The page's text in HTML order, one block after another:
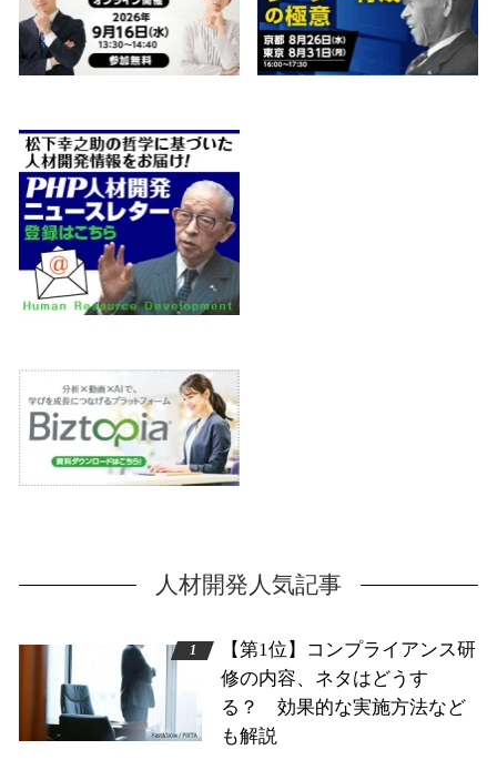
人材開発人気記事
【第1位】コンプライアンス研
修の内容、ネタはどうす
る？ 効果的な実施方法など
も解説